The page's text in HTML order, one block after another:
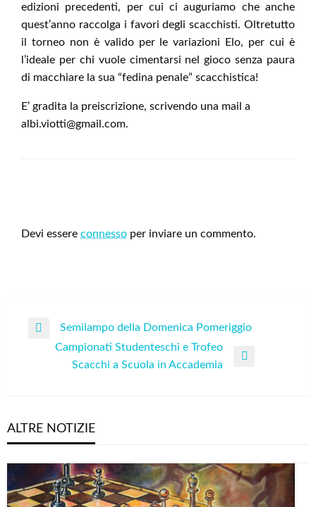
edizioni precedenti, per cui ci auguriamo che anche
quest’anno raccolga i favori degli scacchisti. Oltretutto
il torneo non è valido per le variazioni Elo, per cui è
l’ideale per chi vuole cimentarsi nel gioco senza paura
di macchiare la sua “fedina penale” scacchistica!
E’ gradita la preiscrizione, scrivendo una mail a
albi.viotti@gmail.com.
Devi essere connesso per inviare un commento.
Navigazione
articoli
Previous
Semilampo della Domenica Pomeriggio
Campionati Studenteschi e Trofeo
Scacchi a Scuola in Accademia
ALTRE NOTIZIE